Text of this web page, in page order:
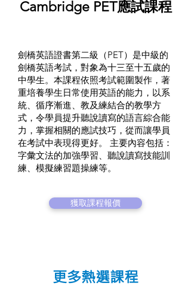
劍橋英語證書第二級（PET）是中級的
劍橋英語考試，對象為十三至十五歲的
中學生。本課程依照考試範圍製作，著
重培養學生日常使用英語的能力，以系
統、循序漸進、教及練結合的教學方
式，令學員提升聽說讀寫的語言綜合能
力，掌握相關的應試技巧，從而讓學員
在考試中表現得更好。 主要內容包括：
字彙文法的加強學習、聽說讀寫技能訓
練、模擬練習題操練等。
獲取課程報價
Cambridge PET應試課程
更多熱選課程